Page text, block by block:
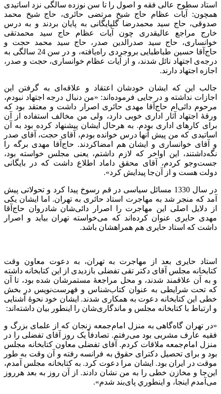
استاد سطوح عالی فقه و اصول را تا سن نوزده سالگی نزد اساتیدی
همچون: آیات عظام حاج شیخ مرتضی حائری، حاج شیخ محمد
صدوقی، حاج سید محمدرضا گلپایگانی به پایان بردند و به درس
خارج مراجع عالیقدری چون آیات عظام حاج سید محمدتقی
خوانساری، حاج سید صدرالدین صدر، حاج سید محمد حجت و
حاج‌آقا حسین طباطبایی بروجردی راه‌یافته، و در سن 24 سالگی به
درجه‌ی اجتهاد نائل شدند، و از آیات عظام خوانساری، حجت و صدر،
اجازه اجتهاد دارند.
جالب این که ایشان خودشان اعتقاد و علاقه‌ای به گرفتن این
اجازات نداشته و در جایی فرموده‌اند: «من دنبال درجه اجتهاد نبودم،
مرحوم دائی‌ام حاج‌آقا مهدی حائری اصرار داشت و معتقد بود که
ورقۀ اجتهاد آثار اداری خوبی دارد، ولی من مخالف استفاده از آن
برای کارهای اداری بودم. به هرحال ایشان پیشنهاد کرده بود به آن
اساتیدی که من پیش آنها درس خوانده بودم، آقای حجت، آقای صدر
و آقای خوانساری و ایشان هم امضاکردند. حاج‌آقا مهدی برگه را
نگه‌داشتند، این اواخر که لازم داشتم، یعنی مجلس خواسته بود،
جست‌وجو کردم، آقای محقق داماد اطلاع داشت که در بایگانی
دولت هست و از آن‌جا پیدایش کرد».
در سال 1330 مسائل سیاسی در قم رسوخ پیدا کرد و تحولاتی پیش
آمد که منجر شد به مهاجرت استاد حائری به تهران. اما ایشان یکی
از دلایل اصلی این مهاجرت را اصرار دائی‌شان شادروان حاج‌آقا
مهدی حایری عنوان کرده‌اند که می‌خواسته تهران بیاید و اصرار
داشت که استاد حایری هم همراهشان باشد.
استاد حایری بعد از مهاجرت به تهران، به دعوت معاون وقت
کتابخانه مجلس آقای دکتر تقی تفضلی بازدیدی از این کتابخانه داشته
و به آن علاقمند شدند، و محل مراجعۀ مستمرشان شده بود، تا آن
که تحت شرایطی به عنوان کتاب‌شناس و فهرست‌نویس در بخش
خطی این کتابخانه دعوت به همکاری شدند. ایشان خود نحوۀ آشنایی
و ارتباط با کتابخانه مجلس و ماندگاری‌شان را اینطور بیان داشته‌اند:
«در تهران گاه‌گاهی به منزل امام‌جمعه زنجان که از علمای بزرگ و
فقیه عارف مشربی بود می‌رفتم. تصادفاً یک روز آقای تفضلی را در
منزل امام‌جمعه ملاقات کردم. آقای تفضلی معاون کتابخانه مجلس
بود و برای تحصیل دکترای حقوق به فرانسه رفته و آن وقت به طور
موقت در ایران بود. ایشان مرا دعوت کرد. به کتابخانه مجلس آمدم،
این‌جا و مخازن خطی را به من نشان دادند. از آن روز به بعد هرروز
می‌آمدم ‌اینجا، و اينطوري پای‌بند شدم».